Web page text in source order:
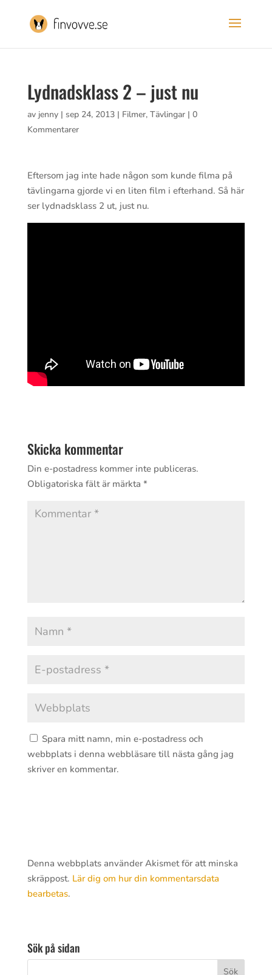
Lydnadsklass 2 – just nu
av jenny| sep 24, 2013| Filmer, Tävlingar| 0
Kommentarer
Eftersom jag inte hade någon som kunde filma på
tävlingarna gjorde vi en liten film i efterhand. Så här
ser lydnadsklass 2 ut, just nu.
Skicka kommentar
Din e-postadress kommer inte publiceras.
Obligatoriska fält är märkta *
Spara mitt namn, min e-postadress och
webbplats i denna webbläsare till nästa gång jag
skriver en kommentar.
Denna webbplats använder Akismet för att minska
skräppost. Lär dig om hur din kommentarsdata
bearbetas.
Sök på sidan